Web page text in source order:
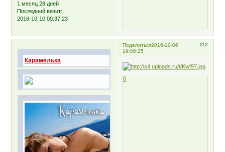
1 месяц 28 дней
Последний визит:
2016-10-10 00:37:23
Поделиться 112
2016-10-06
19:06:25
Карамелька
0